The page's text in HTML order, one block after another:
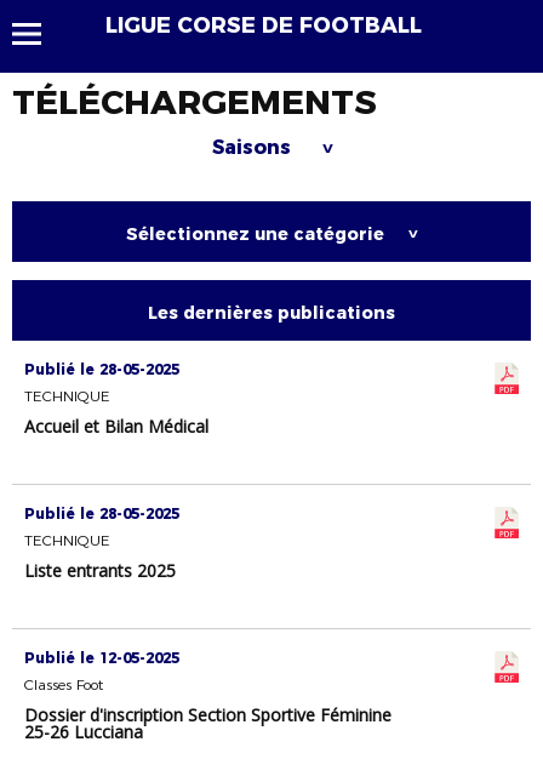
LIGUE CORSE DE FOOTBALL
TÉLÉCHARGEMENTS
Saisons >
Sélectionnez une catégorie >
Les dernières publications
Publié le 28-05-2025
TECHNIQUE
Accueil et Bilan Médical
Publié le 28-05-2025
TECHNIQUE
Liste entrants 2025
Publié le 12-05-2025
Classes Foot
Dossier d'inscription Section Sportive Féminine
25-26 Lucciana